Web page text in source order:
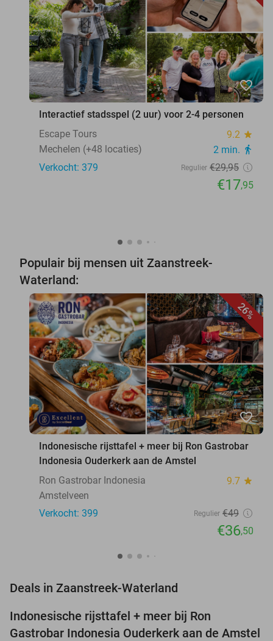
favorite_border
Interactief stadsspel (2 uur) voor 2-4 personen
Escape Tours
9.2 star
Mechelen (+48 locaties) 2 min. directions_walk
Verkocht: 379 Regulier €29,95
€17,95
Populair bij mensen uit Zaanstreek-
Waterland:
26%
favorite_border
Indonesische rijsttafel + meer bij Ron Gastrobar
Indonesia Ouderkerk aan de Amstel
Ron Gastrobar Indonesia
9.7 star
Amstelveen
Verkocht: 399
Regulier €49
€36,50
Deals in Zaanstreek-Waterland
Indonesische rijsttafel + meer bij Ron
Gastrobar Indonesia Ouderkerk aan de Amstel